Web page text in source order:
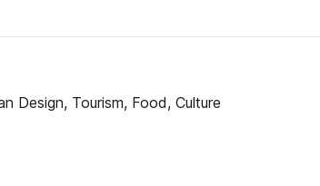
Design, Tourism, Food, Culture